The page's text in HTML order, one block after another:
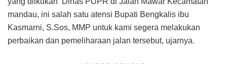
mandau, ini salah satu atensi Bupati Bengkalis ibu
Kasmarni, S.Sos, MMP untuk kami segera melakukan
perbaikan dan pemeliharaan jalan tersebut, ujarnya.